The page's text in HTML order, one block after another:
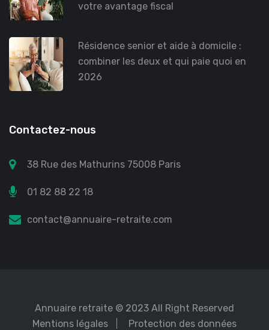
votre avantage fiscal
Résidence senior et aide à domicile :
combiner les deux et qui paie quoi en
2026
Contactez-nous
38 Rue des Mathurins 75008 Paris
01 82 88 22 18
contact@annuaire-retraite.com
Annuaire retraite © 2023 All Right Reserved
Mentions légales
Protection des données